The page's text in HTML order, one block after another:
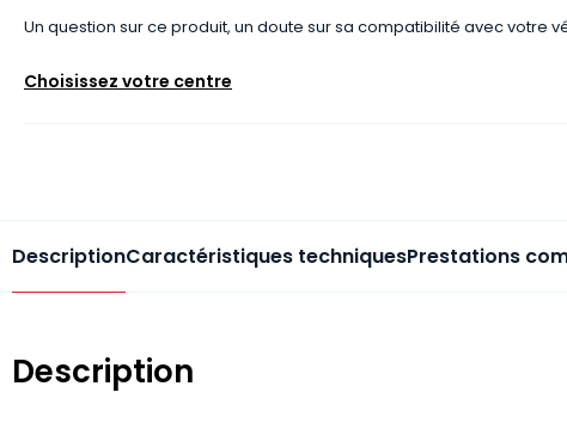
Un question sur ce produit, un doute sur sa compatibilité avec votre
Choisissez votre centre
DescriptionCaractéristiques techniquesPrestations
Description